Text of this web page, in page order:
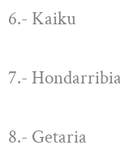
6.- Kaiku a
7.-
8.- Getaria